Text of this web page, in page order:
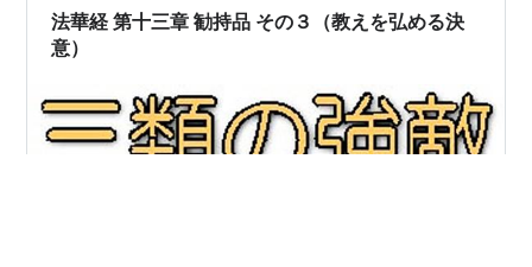
「法華経」の教えを非難したり、教えの…
法華経 第十三章 勧持品 その３（教えを弘める決
意）